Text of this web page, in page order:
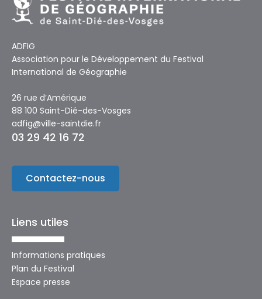
ADFIG
Association pour le Développement du Festival
International de Géographie
26 rue d’Amérique
88 100 Saint-Dié-des-Vosges
adfig@ville-saintdie.fr
03 29 42 16 72
Contactez-nous
Liens utiles
Informations pratiques
Plan du Festival
Espace presse